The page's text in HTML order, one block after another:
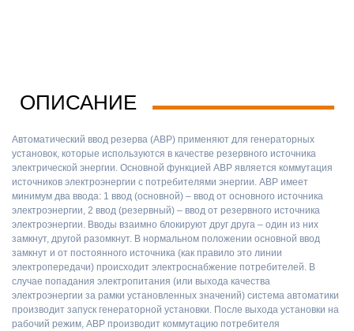
ОПИСАНИЕ
Автоматический ввод резерва (АВР) применяют для генераторных
установок, которые используются в качестве резервного источника
электрической энергии. Основной функцией АВР является коммутация
источников электроэнергии с потребителями энергии. АВР имеет
минимум два ввода: 1 ввод (основной) – ввод от основного источника
электроэнергии, 2 ввод (резервный) – ввод от резервного источника
электроэнергии. Вводы взаимно блокируют друг друга – один из них
замкнут, другой разомкнут. В нормальном положении основной ввод
замкнут и от постоянного источника (как правило это линии
электропередачи) происходит электроснабжение потребителей. В
случае попадания электропитания (или выхода качества
электроэнергии за рамки установленных значений) система автоматики
производит запуск генераторной установки. После выхода установки на
рабочий режим, АВР производит коммутацию потребителя